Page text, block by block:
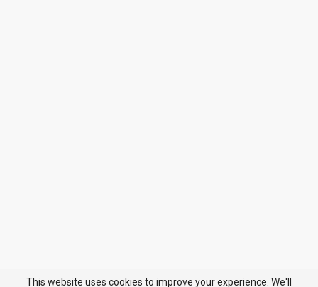
This website uses cookies to improve your experience. We'll